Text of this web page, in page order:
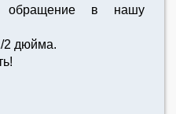
обращение в нашу
2 дюйма.